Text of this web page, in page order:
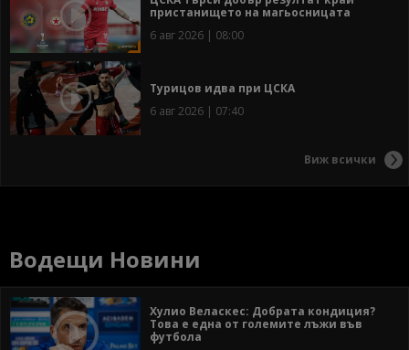
пристанището на магьосницата
6 авг 2026 | 08:00
Турицов идва при ЦСКА
6 авг 2026 | 07:40
Виж всички
Водещи Новини
Хулио Веласкес: Добрата кондиция?
Това е една от големите лъжи във
футбола